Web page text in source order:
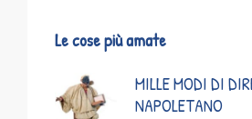
Le cose più amate
MILLE MODI DI
NAPOLETANO